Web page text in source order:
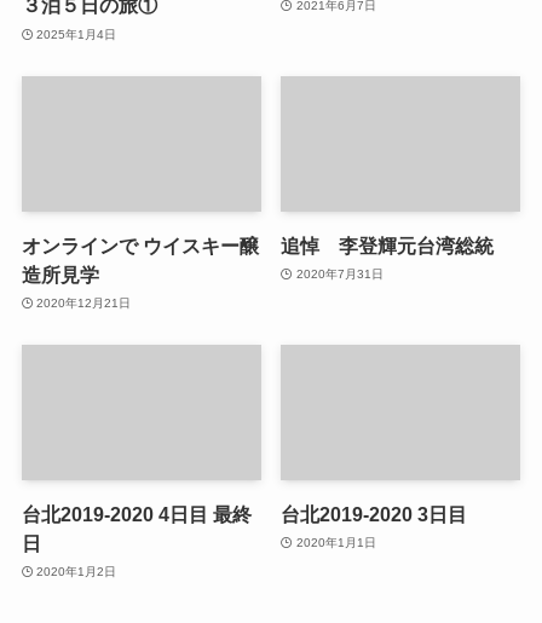
３泊５日の旅①
2025年1月4日
2021年6月7日
オンラインで ウイスキー醸
造所見学
2020年12月21日
追悼 李登輝元台湾総統
2020年7月31日
台北2019-2020 4日目 最終
日
2020年1月2日
台北2019-2020 3日目
2020年1月1日